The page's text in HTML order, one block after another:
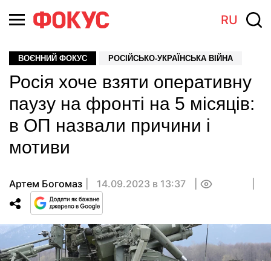
RU
ВОЄННИЙ ФОКУС РОСІЙСЬКО-УКРАЇНСЬКА ВІЙНА
Росія хоче взяти оперативну
паузу на фронті на 5 місяців:
в ОП назвали причини і
мотиви
Артем Богомаз 14.09.2023 в 13:37